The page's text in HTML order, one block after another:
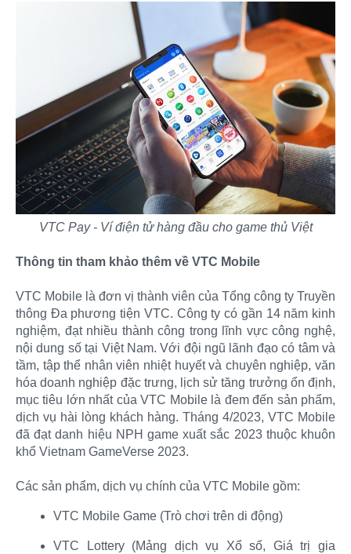
VTC Pay - Ví điện tử hàng đầu cho game thủ Việt
Thông tin tham khảo thêm về VTC Mobile
VTC Mobile là đơn vị thành viên của Tổng công ty Truyền
thông Đa phương tiện VTC. Công ty có gần 14 năm kinh
nghiệm, đạt nhiều thành công trong lĩnh vực công nghệ,
nội dung số tại Việt Nam. Với đội ngũ lãnh đạo có tâm và
tầm, tập thể nhân viên nhiệt huyết và chuyên nghiệp, văn
hóa doanh nghiệp đặc trưng, lịch sử tăng trưởng ổn định,
mục tiêu lớn nhất của VTC Mobile là đem đến sản phẩm,
dịch vụ hài lòng khách hàng. Tháng 4/2023, VTC Mobile
đã đạt danh hiệu NPH game xuất sắc 2023 thuộc khuôn
khổ Vietnam GameVerse 2023.
Các sản phẩm, dịch vụ chính của VTC Mobile gồm:​
VTC Mobile Game (Trò chơi trên di động)​
VTC Lottery (Mảng dịch vụ Xổ số, Giá trị gia